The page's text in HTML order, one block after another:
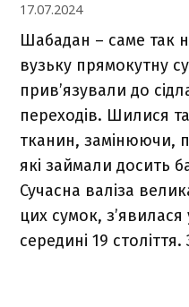
17.07.2024
Шабадан – саме так
вузьку прямокутну
прив’язували до
переходів. Шилися
тканин, замінюючи,
які займали досить
Сучасна валіза
цих сумок,
середині 19